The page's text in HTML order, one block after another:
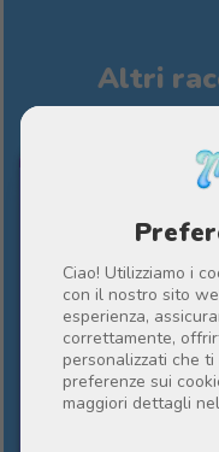
Ciao! Utilizziamo i
con il nostro sito
esperienza,
correttamente,
personalizzati che
preferenze sui
maggiori dettagli
Altri
PER